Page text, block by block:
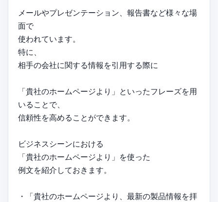
メールやプレゼンテーション、報告書など様々な場
面で
使われています。
特に、
相手の会社に関する情報を引用する際に
「貴社のホームページより」といったフレーズを用
いることで、
信頼性を高めることができます。
ビジネスシーンにおける
「貴社のホームページより」を使った
例文を紹介しておきます。
・「貴社のホームページより、最新の製品情報を拝